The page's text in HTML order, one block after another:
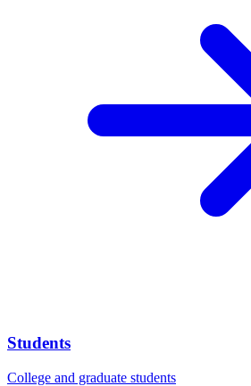
Students
College and graduate students